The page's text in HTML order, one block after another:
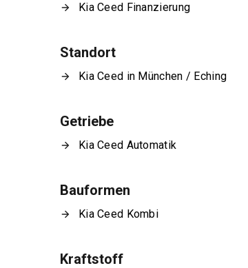
Kia Ceed Finanzierung
Standort
Kia Ceed in München / Eching
Getriebe
Kia Ceed Automatik
Bauformen
Kia Ceed Kombi
Kraftstoff